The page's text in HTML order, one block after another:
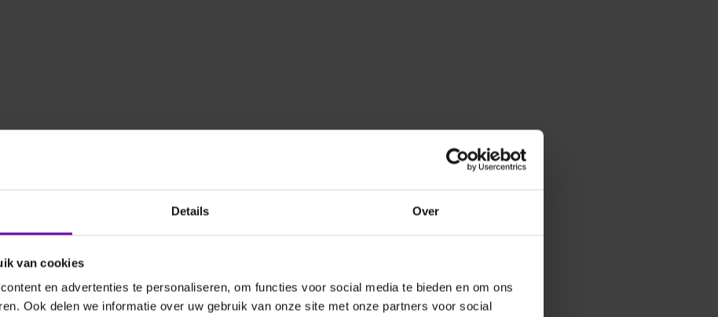
Details Over
van cookies
en advertenties te personaliseren, om functies voor social media te bieden en om ons
Ook delen we informatie over uw gebruik van onze site met onze partners voor social